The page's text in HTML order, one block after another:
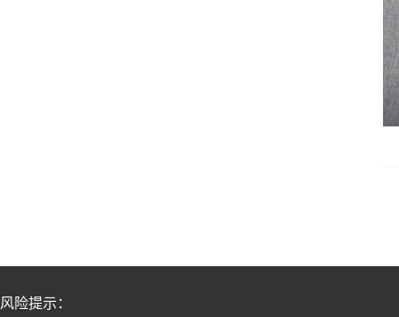
风险提示：